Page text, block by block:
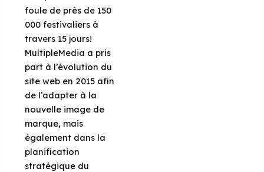
foule de près de 150
000 festivaliers à
travers 15 jours!
MultipleMedia a pris
part à l’évolution du
site web en 2015 afin
de l’adapter à la
nouvelle image de
marque, mais
également dans la
planification
stratégique du